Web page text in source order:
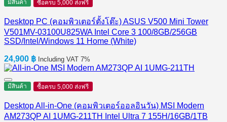
มีสินค้า ซื้อครบ 5,000 ส่งฟรี
Desktop PC (คอมพิวเตอร์ตั้งโต๊ะ) ASUS V500 Mini Tower
V501MV-03100U825WA Intel Core 3 100/8GB/256GB
SSD/Intel/Windows 11 Home (White)
24,900 ฿ Including VAT 7%
มีสินค้า ซื้อครบ 5,000 ส่งฟรี
Desktop All-in-One (คอมพิวเตอร์ออลอินวัน) MSI Modern
AM273QP AI 1UMG-211TH Intel Ultra 7 155H/16GB/1TB